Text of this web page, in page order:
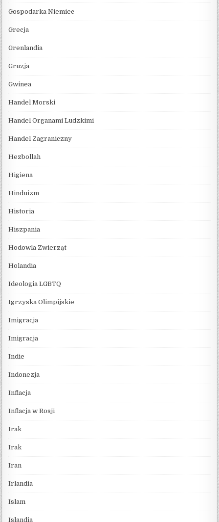
Gospodarka Niemiec
Grecja
Grenlandia
Gruzja
Gwinea
Handel Morski
Handel Organami Ludzkimi
Handel Zagraniczny
Hezbollah
Higiena
Hinduizm
Historia
Hiszpania
Hodowla Zwierząt
Holandia
Ideologia LGBTQ
Igrzyska Olimpijskie
Imigracja
Imigracja
Indie
Indonezja
Inflacja
Inflacja w Rosji
Irak
Irak
Iran
Irlandia
Islam
Islandia